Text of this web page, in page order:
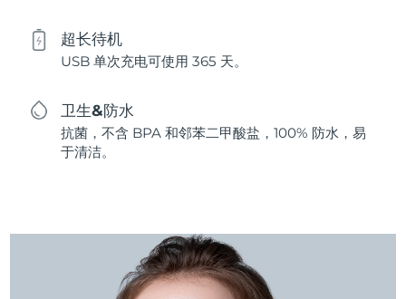
超长待机
USB 单次充电可使用 365 天。
卫生&防水
抗菌，不含 BPA 和邻苯二甲酸盐，100% 防水，易
于清洁。